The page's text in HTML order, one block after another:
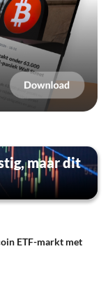
maar dit
ETF-markt met